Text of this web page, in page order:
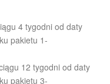
4 tygodni od daty
pakietu 1-
12 tygodni od daty
pakietu 3-